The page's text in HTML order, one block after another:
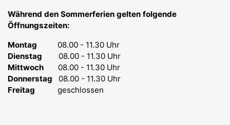
Während den Sommerferien gelten folgende
Öffnungszeiten:
Montag 08.00 - 11.30 Uhr
Dienstag 08.00 - 11.30 Uhr
Mittwoch 08.00 - 11.30 Uhr
Donnerstag 08.00 - 11.30 Uhr
Freitag geschlossen